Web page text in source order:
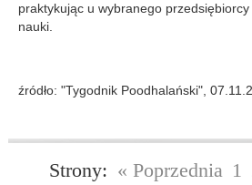
praktykując u wybranego
nauki.
źródło: "Tygodnik Poodhalański",
Strony: « Poprzednia 1